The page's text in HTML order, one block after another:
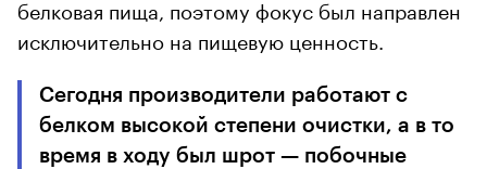
белковая пища, поэтому фокус был направлен
исключительно на пищевую ценность.
Сегодня производители работают с
белком высокой степени очистки, а в то
время в ходу был шрот — побочные